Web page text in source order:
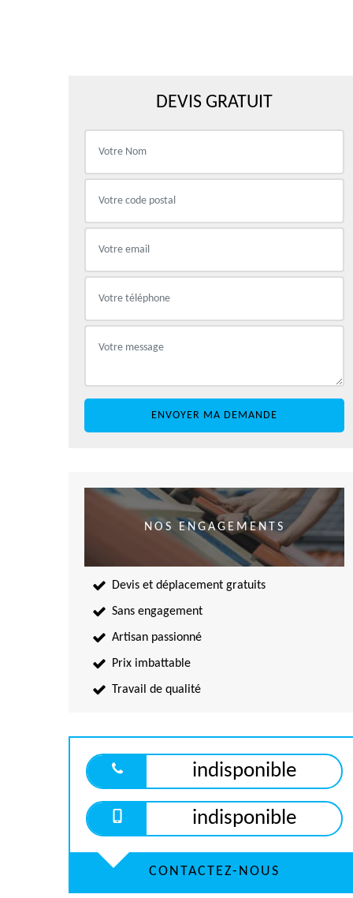
DEVIS GRATUIT
NOS ENGAGEMENTS
Devis et déplacement gratuits
Sans engagement
Artisan passionné
Prix imbattable
Travail de qualité
indisponible
indisponible
CONTACTEZ-NOUS